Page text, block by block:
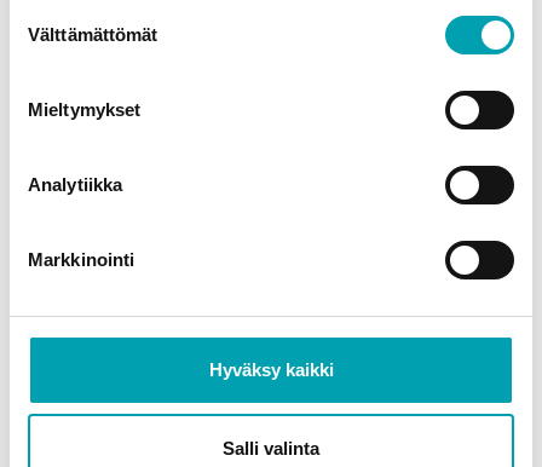
valinta
Välttämättömät
Mieltymykset
Analytiikka
Markkinointi
Hyväksy kaikki
Salli valinta